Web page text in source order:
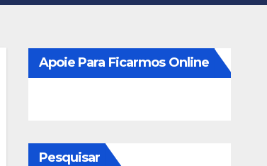
Apoie Para Ficarmos Online
Pesquisar